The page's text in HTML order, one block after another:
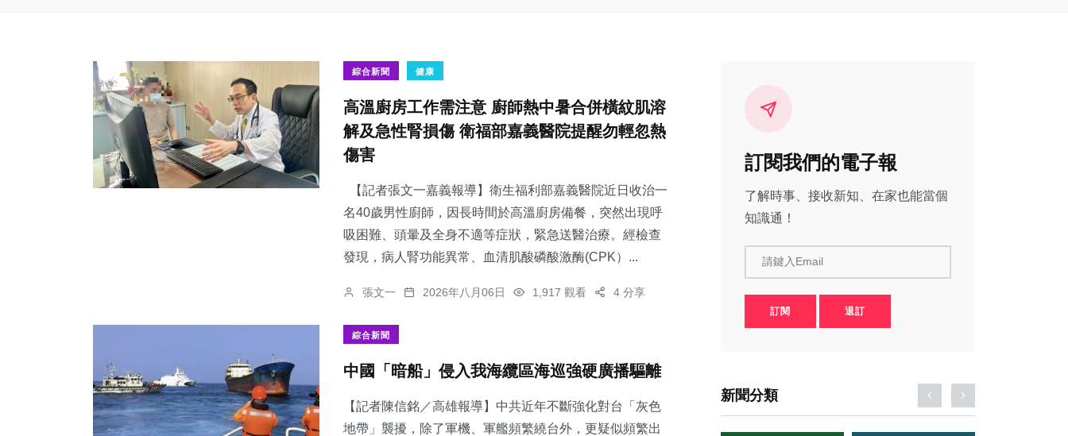
綜合新聞 健康
高溫廚房工作需注意 廚師熱中暑合併橫紋肌溶
解及急性腎損傷 衛福部嘉義醫院提醒勿輕忽熱
傷害
【記者張文一嘉義報導】衛生福利部嘉義醫院近日收治一
名40歲男性廚師，因長時間於高溫廚房備餐，突然出現呼
吸困難、頭暈及全身不適等症狀，緊急送醫治療。經檢查
發現，病人腎功能異常、血清肌酸磷酸激酶(CPK）...
張文一 2026年八月06日 1,917 觀看 4 分享
綜合新聞
中國「暗船」侵入我海纜區海巡強硬廣播驅離
【記者陳信銘／高雄報導】中共近年不斷強化對台「灰色
地帶」襲擾，除了軍機、軍艦頻繁繞台外，更疑似頻繁出
訂閱我們的電子報
了解時事、接收新知、在家也能當個
知識通！
請鍵入Email
訂閱 退訂
新聞分類